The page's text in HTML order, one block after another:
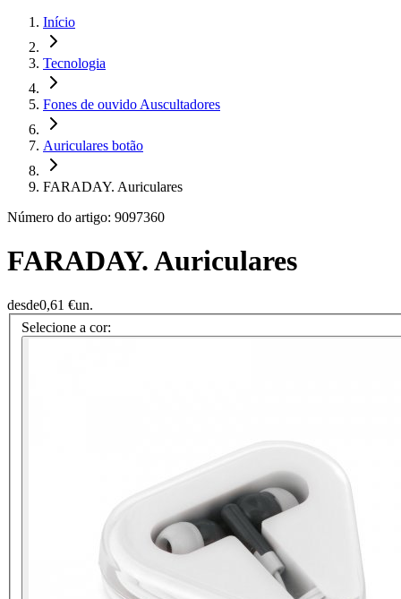
Início
Tecnologia
Fones de ouvido Auscultadores
Auriculares botão
FARADAY. Auriculares
Número do artigo: 9097360
FARADAY. Auriculares
desde0,61 €un.
Selecione a cor: